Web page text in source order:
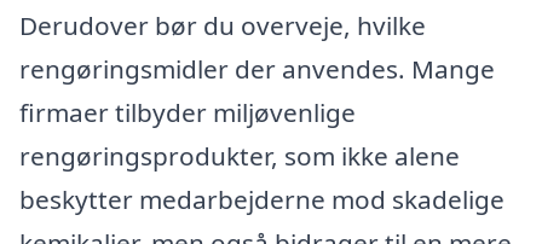
Derudover bør du overveje, hvilke
rengøringsmidler der anvendes. Mange
firmaer tilbyder miljøvenlige
rengøringsprodukter, som ikke alene
beskytter medarbejderne mod skadelige